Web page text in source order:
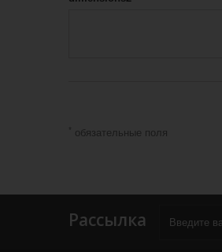
обязательные поля
Рассылка